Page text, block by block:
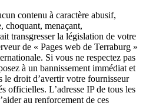
contenu à caractère abusif,
choquant, menaçant,
transgresser la législation de votre
de « Pages web de Terraburg »
Si vous ne respectez pas
à un bannissement immédiat et
le droit d’avertir votre fournisseur
officielles. L’adresse IP de tous les
au renforcement de ces